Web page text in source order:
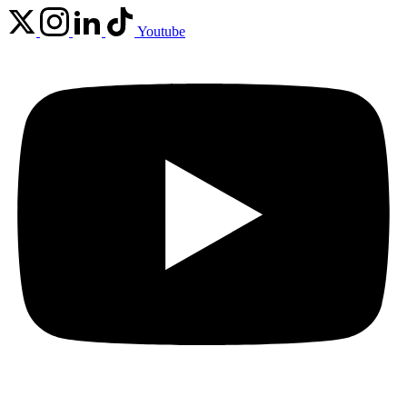
Youtube